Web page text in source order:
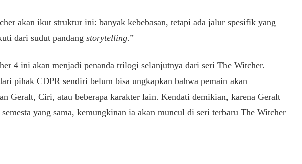
akan ikut struktur ini: banyak kebebasan, tetapi ada jalur spesifik yang
dari sudut pandang storytelling.”
4 ini akan menjadi penanda trilogi selanjutnya dari seri The Witcher.
pihak CDPR sendiri belum bisa ungkapkan bahwa pemain akan
Geralt, Ciri, atau beberapa karakter lain. Kendati demikian, karena Geralt
yang sama, kemungkinan ia akan muncul di seri terbaru The Witcher